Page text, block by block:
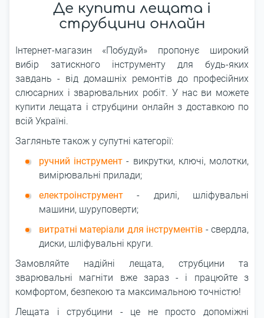
Де купити лещата і
струбцини онлайн
Інтернет-магазин «Побудуй» пропонує широкий
вибір затискного інструменту для будь-яких
завдань - від домашніх ремонтів до професійних
слюсарних і зварювальних робіт. У нас ви можете
купити лещата і струбцини онлайн з доставкою по
всій Україні.
Загляньте також у супутні категорії:
ручний інструмент - викрутки, ключі, молотки,
вимірювальні прилади;
електроінструмент - дрилі, шліфувальні
машини, шуруповерти;
витратні матеріали для інструментів - свердла,
диски, шліфувальні круги.
Замовляйте надійні лещата, струбцини та
зварювальні магніти вже зараз - і працюйте з
комфортом, безпекою та максимальною точністю!
Лещата і струбцини - це не просто допоміжні